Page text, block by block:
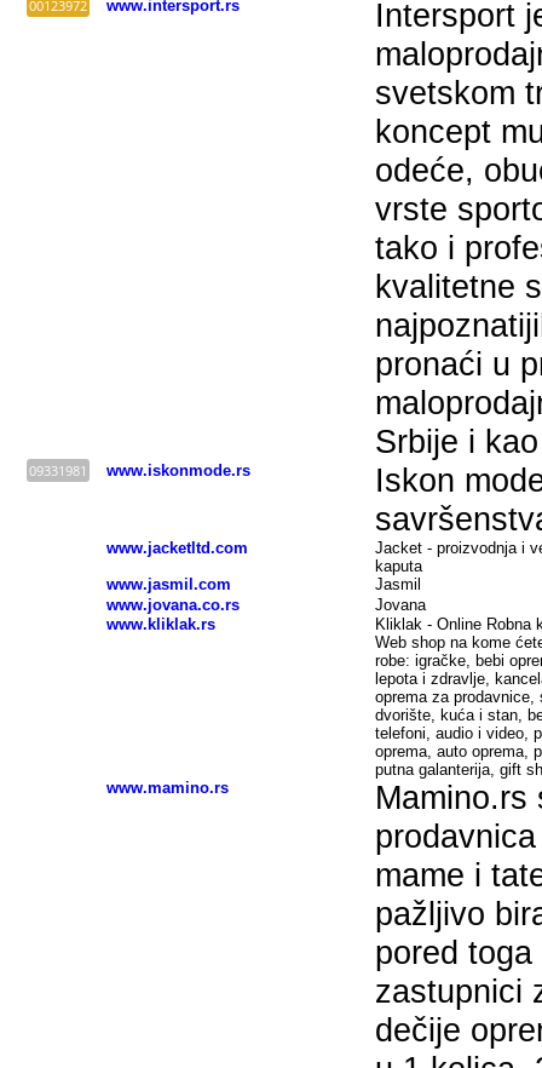
00123972 www.intersport.rs
Intersport
svetskom
koncept
odeće,
vrste
tako i
kvalitetne
pronaći u
Srbije i
09331981 www.iskonmode.rs
Iskon
www.jacketltd.com
Jacket - proizvodnja i
kaputa
www.jasmil.com
Jasmil
www.jovana.co.rs
Jovana
www.kliklak.rs
Kliklak - Online Robna
Web shop na kome
robe: igračke, bebi
lepota i zdravlje,
oprema za
dvorište, kuća i stan,
telefoni, audio i video,
oprema, auto oprema,
putna galanterija, gift
www.mamino.rs
Mamino.rs
mame i
pažljivo
pored
zastupnici
dečije